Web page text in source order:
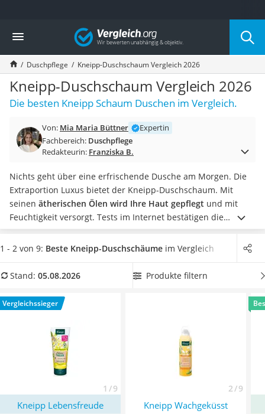
Die beliebtesten Vergleiche nach Kategorie
Drogerie
Inhalator
Haarschneider
Rollator
Braun Rasierer
Katzenklappe (Chip)
Masturbator
Massagepistole
Reisehaartrockner
Eiweißpulver
Magnesiumpräparat
Katzenklappe
Nackenmassagegerät
Zeckenschutz Katze
Philips-Sonicare-Zahnbürste
Mineralfutter Pferd
Massagegerät
Vergleich
Duschpflege Kneipp-Duschschaum Vergleich 2026
Kneipp-Duschschaum Vergleich 2026
Die besten Kneipp Schaum Duschen im Vergleich.
Von: Mia Maria Büttner
Expertin
Fachbereich: Duschpflege
Redakteurin: Franziska B.
Nichts geht über eine erfrischende Dusche am Morgen. Die
Extraportion Luxus bietet der Kneipp-Duschschaum. Mit
seinen ätherischen Ölen wird Ihre Haut gepflegt und mit
Feuchtigkeit versorgt. Tests im Internet bestätigen die
Beliebtheit vonDuschgelund Duschschaum mit
erfrischendem Duft. Wählen Sie jetzt einen Kneipp-
intensiven Duftin Ihrer Pflegedusche mögen und Ihre Haut
Überzeugt hat uns hier im August 2026 besonders das
ModellKneipp Lebensfreude
1 - 2 von 9: Beste Kneipp-Duschschäume im Vergleich
Stand: 05.08.2026 Produkte filtern
Vergleichssieger
1 / 9 2 / 9
Kneipp Lebensfreude Kneipp Wachgeküsst